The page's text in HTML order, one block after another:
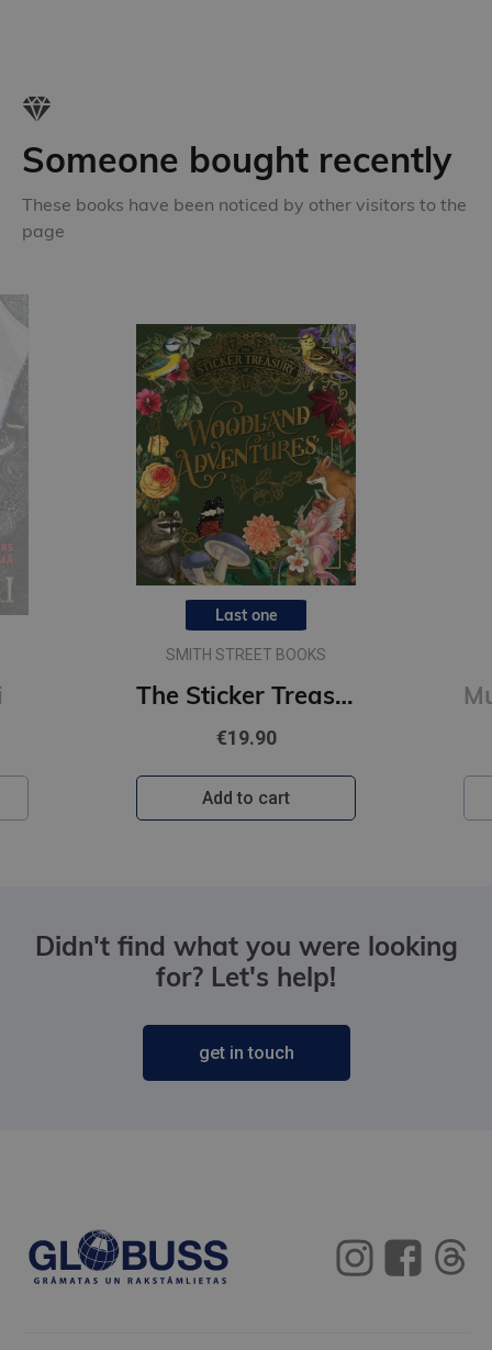
Someone bought recently
These books have been noticed by other visitors to the
page
Last one
SMITH STREET BOOKS
The Sticker Treasury of Woodland Adventures : An eclectic book of stickers for journaling, collaging
€19.90
Add to cart
Didn't find what you were looking
for? Let's help!
get in touch